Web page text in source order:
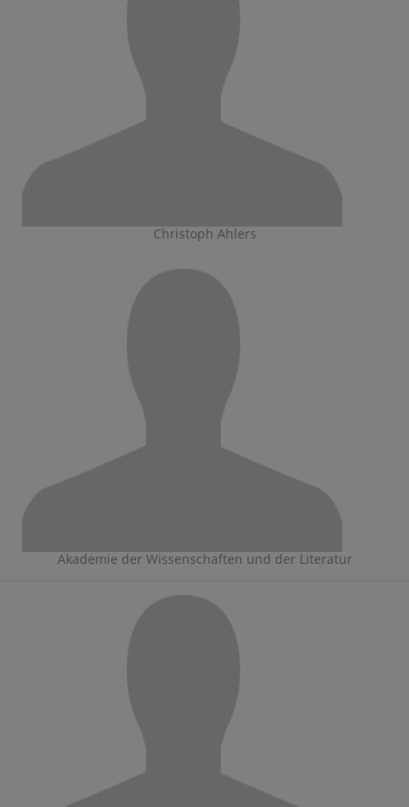
Christoph Ahlers
Akademie der Wissenschaften und der Literatur